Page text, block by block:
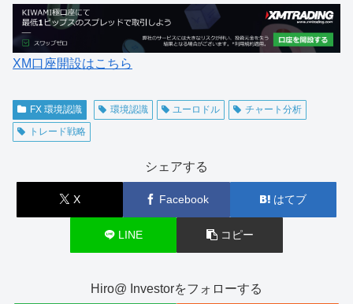
XM口座開設はこちら
FX 環境認識 環境認識 ユーロドル
チャート分析
トレード戦略
シェアする
X Facebook はてブ
LINE コピー
Hiro@ Investorをフォローする